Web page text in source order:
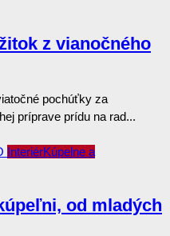
z vianočného
pochúťky za
príprave prídu na rad...
InteriérKúpelne a
od mladých